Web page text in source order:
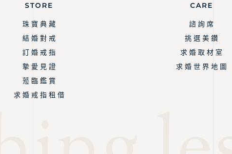
STORE
珠 寶 典 藏
結 婚 對 戒
訂 婚 戒 指
摯 愛 見 證
蒞 臨 鑑 賞
求 婚 戒 指 租 借
CARE
諮 詢 席
挑 選 美 鑽
求 婚 取 材 室
求 婚 世 界 地 圖